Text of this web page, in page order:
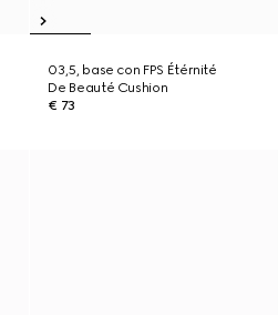
03,5, base con FPS Étérnité
De Beauté Cushion
€ 73